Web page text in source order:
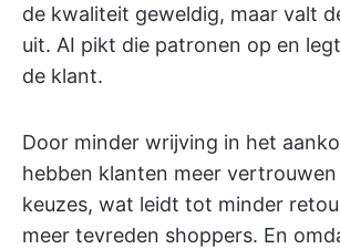
de kwaliteit geweldig, maar valt
uit. AI pikt die patronen op en
de klant.
Door minder wrijving in het
hebben klanten meer vertrouwen
keuzes, wat leidt tot minder
meer tevreden shoppers. En